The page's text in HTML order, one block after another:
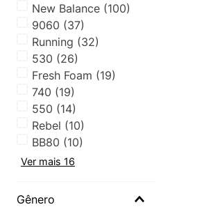
New Balance (100)
9060 (37)
Running (32)
530 (26)
Fresh Foam (19)
740 (19)
550 (14)
Rebel (10)
BB80 (10)
Ver mais 16
Gênero